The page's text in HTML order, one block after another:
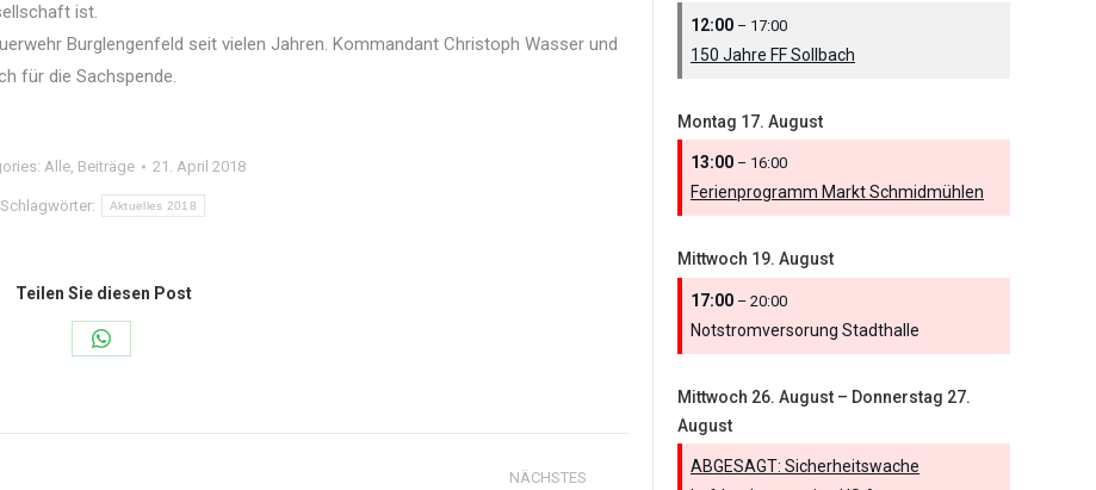
ist.
Burglengenfeld seit vielen Jahren. Kommandant Christoph Wasser und
für die Sachspende.
Alle, Beiträge 21. April 2018
Schlagwörter: Aktuelles 2018
Teilen Sie diesen Post
Share
NÄCHSTES
12:00 – 17:00
150 Jahre FF Sollbach
Montag 17. August
13:00 – 16:00
Ferienprogramm Markt Schmidmühlen
Mittwoch 19. August
17:00 – 20:00
Notstromversorung Stadthalle
Mittwoch 26. August – Donnerstag 27.
August
ABGESAGT: Sicherheitswache